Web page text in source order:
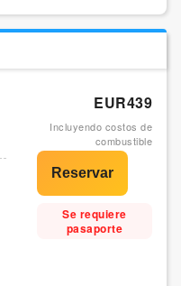
EUR439
Incluyendo costos de
combustible
Se requiere
pasaporte